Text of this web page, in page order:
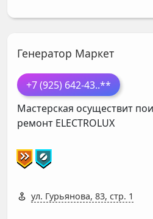
Генератор Маркет
+7 (925) 642-43..**
Мастерская осуществит
ремонт ELECTROLUX
ул. Гурьянова, 83, стр. 1